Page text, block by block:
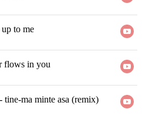
to me
flows in you
- tine-ma minte asa (remix)